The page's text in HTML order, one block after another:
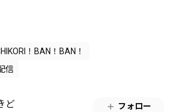
！BAN！BAN！
信
ど フォロー